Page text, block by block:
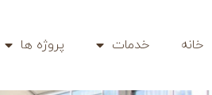
خانه خدمات پروژه ها